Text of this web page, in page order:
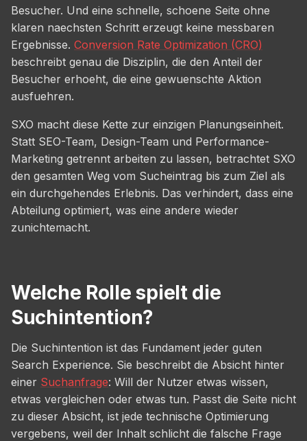
Besucher. Und eine schnelle, schoene Seite ohne
klaren naechsten Schritt erzeugt keine messbaren
Ergebnisse. Conversion Rate Optimization (CRO)
beschreibt genau die Disziplin, die den Anteil der
Besucher erhoeht, die eine gewuenschte Aktion
ausfuehren.
SXO macht diese Kette zur einzigen Planungseinheit.
Statt SEO-Team, Design-Team und Performance-
Marketing getrennt arbeiten zu lassen, betrachtet SXO
den gesamten Weg vom Sucheintrag bis zum Ziel als
ein durchgehendes Erlebnis. Das verhindert, dass eine
Abteilung optimiert, was eine andere wieder
zunichtemacht.
Welche Rolle spielt die
Suchintention?
Die Suchintention ist das Fundament jeder guten
Search Experience. Sie beschreibt die Absicht hinter
einer Suchanfrage: Will der Nutzer etwas wissen,
etwas vergleichen oder etwas tun. Passt die Seite nicht
zu dieser Absicht, ist jede technische Optimierung
vergebens, weil der Inhalt schlicht die falsche Frage